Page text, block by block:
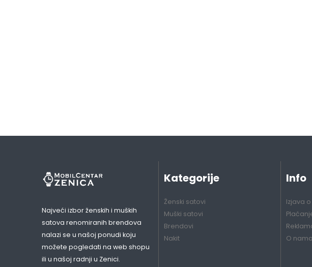
Najveći izbor ženskih i muških
satova renomiranih brendova
nalazi se u našoj ponudi koju
možete pogledati na web shopu
ili u našoj radnji u Zenici.
Kategorije
Ženski satovi
Muški satovi
Brendovi
Nakit
Info
Izjava
O nama